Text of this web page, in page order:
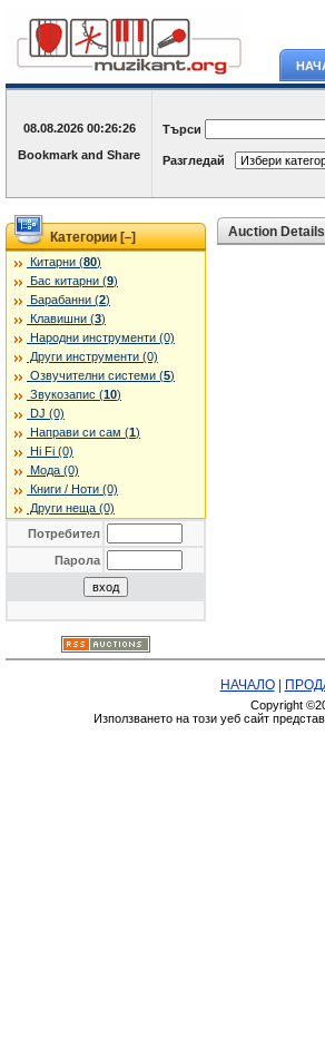
08.08.2026 00:26:26 Търси
Разгледай
Категории [–]
Китарни (80)
Бас китарни (9)
Барабанни (2)
Клавишни (3)
Народни инструменти (0)
Други инструменти (0)
Озвучителни системи (5)
Звукозапис (10)
DJ (0)
Направи си сам (1)
Hi Fi (0)
Мода (0)
Книги / Ноти (0)
Други неща (0)
Потребител
Парола
Auction
НАЧАЛО|
Copyright
Използването на този уеб сайт